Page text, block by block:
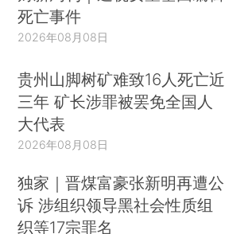
死亡事件
2026年08月08日
贵州山脚树矿难致16人死亡近
三年 矿长涉罪被罢免全国人
大代表
2026年08月08日
独家｜晋煤富豪张新明再遭公
诉 涉组织领导黑社会性质组
织等17宗罪名